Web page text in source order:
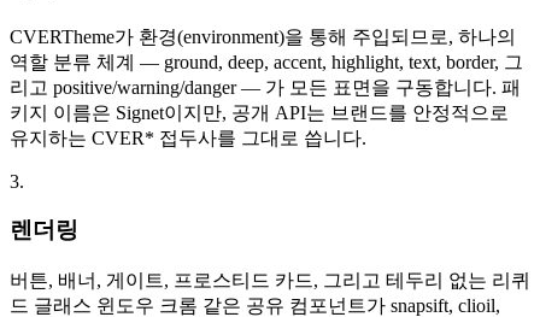
CVERTheme가 환경(environment)을 통해 주입되므로, 하나의
역할 분류 체계 — ground, deep, accent, highlight, text, border, 그
리고 positive/warning/danger — 가 모든 표면을 구동합니다. 패
키지 이름은 Signet이지만, 공개 API는 브랜드를 안정적으로
유지하는 CVER* 접두사를 그대로 씁니다.
3.
렌더링
버튼, 배너, 게이트, 프로스티드 카드, 그리고 테두리 없는 리퀴
드 글래스 윈도우 크롬 같은 공유 컴포넌트가 snapsift, clioil,